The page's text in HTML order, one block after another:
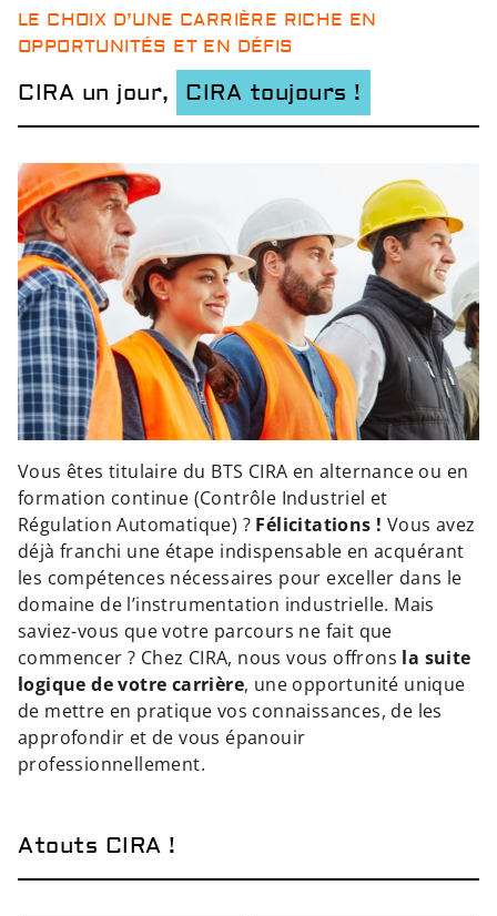
LE CHOIX D’UNE CARRIÈRE RICHE EN
OPPORTUNITÉS ET EN DÉFIS
CIRA un jour, CIRA toujours !
Vous êtes titulaire du BTS CIRA en alternance ou en
formation continue (Contrôle Industriel et
Régulation Automatique) ? Félicitations ! Vous avez
déjà franchi une étape indispensable en acquérant
les compétences nécessaires pour exceller dans le
domaine de l’instrumentation industrielle. Mais
saviez-vous que votre parcours ne fait que
commencer ? Chez CIRA, nous vous offrons la suite
logique de votre carrière, une opportunité unique
de mettre en pratique vos connaissances, de les
approfondir et de vous épanouir
professionnellement.
Atouts CIRA !